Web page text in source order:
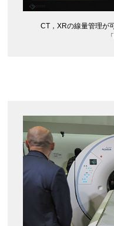
CT，XRの線量管理が